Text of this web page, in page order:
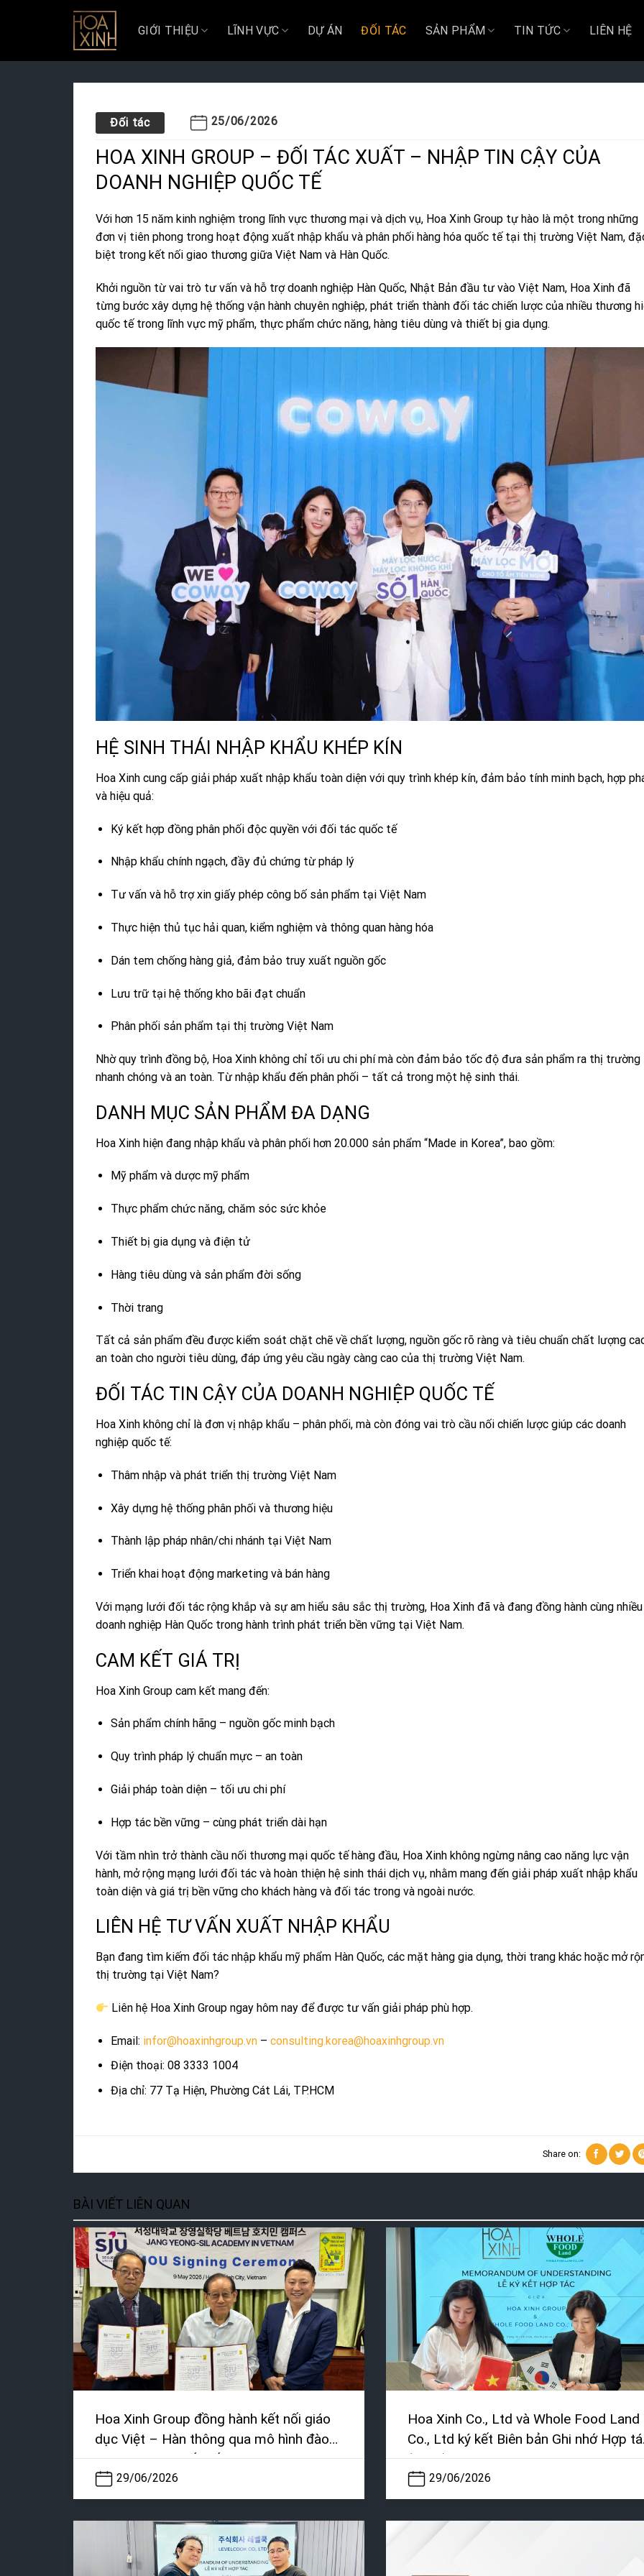
GIỚI THIỆU LĨNH VỰC DỰ ÁN ĐỐI TÁC SẢN PHẨM TIN TỨC LIÊN HỆ
Đối tác 25/06/2026
HOA XINH GROUP – ĐỐI TÁC XUẤT – NHẬP TIN CẬY CỦA
DOANH NGHIỆP QUỐC TẾ
Với hơn 15 năm kinh nghiệm trong lĩnh vực thương mại và dịch vụ, Hoa Xinh Group tự hào là một trong những
đơn vị tiên phong trong hoạt động xuất nhập khẩu và phân phối hàng hóa quốc tế tại thị trường Việt Nam,
biệt trong kết nối giao thương giữa Việt Nam và Hàn Quốc.
Khởi nguồn từ vai trò tư vấn và hỗ trợ doanh nghiệp Hàn Quốc, Nhật Bản đầu tư vào Việt Nam, Hoa Xinh đã
từng bước xây dựng hệ thống vận hành chuyên nghiệp, phát triển thành đối tác chiến lược của nhiều thương
quốc tế trong lĩnh vực mỹ phẩm, thực phẩm chức năng, hàng tiêu dùng và thiết bị gia dụng.
HỆ SINH THÁI NHẬP KHẨU KHÉP KÍN
Hoa Xinh cung cấp giải pháp xuất nhập khẩu toàn diện với quy trình khép kín, đảm bảo tính minh bạch, hợp
và hiệu quả:
Ký kết hợp đồng phân phối độc quyền với đối tác quốc tế
Nhập khẩu chính ngạch, đầy đủ chứng từ pháp lý
Tư vấn và hỗ trợ xin giấy phép công bố sản phẩm tại Việt Nam
Thực hiện thủ tục hải quan, kiểm nghiệm và thông quan hàng hóa
Dán tem chống hàng giả, đảm bảo truy xuất nguồn gốc
Lưu trữ tại hệ thống kho bãi đạt chuẩn
Phân phối sản phẩm tại thị trường Việt Nam
Nhờ quy trình đồng bộ, Hoa Xinh không chỉ tối ưu chi phí mà còn đảm bảo tốc độ đưa sản phẩm ra thị trường
nhanh chóng và an toàn. Từ nhập khẩu đến phân phối – tất cả trong một hệ sinh thái.
DANH MỤC SẢN PHẨM ĐA DẠNG
Hoa Xinh hiện đang nhập khẩu và phân phối hơn 20.000 sản phẩm “Made in Korea”, bao gồm:
Mỹ phẩm và dược mỹ phẩm
Thực phẩm chức năng, chăm sóc sức khỏe
Thiết bị gia dụng và điện tử
Hàng tiêu dùng và sản phẩm đời sống
Thời trang
Tất cả sản phẩm đều được kiểm soát chặt chẽ về chất lượng, nguồn gốc rõ ràng và tiêu chuẩn chất lượng
an toàn cho người tiêu dùng, đáp ứng yêu cầu ngày càng cao của thị trường Việt Nam.
ĐỐI TÁC TIN CẬY CỦA DOANH NGHIỆP QUỐC TẾ
Hoa Xinh không chỉ là đơn vị nhập khẩu – phân phối, mà còn đóng vai trò cầu nối chiến lược giúp các doanh
nghiệp quốc tế:
Thâm nhập và phát triển thị trường Việt Nam
Xây dựng hệ thống phân phối và thương hiệu
Thành lập pháp nhân/chi nhánh tại Việt Nam
Triển khai hoạt động marketing và bán hàng
Với mạng lưới đối tác rộng khắp và sự am hiểu sâu sắc thị trường, Hoa Xinh đã và đang đồng hành cùng nhiều
doanh nghiệp Hàn Quốc trong hành trình phát triển bền vững tại Việt Nam.
CAM KẾT GIÁ TRỊ
Hoa Xinh Group cam kết mang đến:
Sản phẩm chính hãng – nguồn gốc minh bạch
Quy trình pháp lý chuẩn mực – an toàn
Giải pháp toàn diện – tối ưu chi phí
Hợp tác bền vững – cùng phát triển dài hạn
Với tầm nhìn trở thành cầu nối thương mại quốc tế hàng đầu, Hoa Xinh không ngừng nâng cao năng lực vận
hành, mở rộng mạng lưới đối tác và hoàn thiện hệ sinh thái dịch vụ, nhằm mang đến giải pháp xuất nhập khẩu
toàn diện và giá trị bền vững cho khách hàng và đối tác trong và ngoài nước.
LIÊN HỆ TƯ VẤN XUẤT NHẬP KHẨU
Bạn đang tìm kiếm đối tác nhập khẩu mỹ phẩm Hàn Quốc, các mặt hàng gia dụng, thời trang khác hoặc mở
thị trường tại Việt Nam?
Liên hệ Hoa Xinh Group ngay hôm nay để được tư vấn giải pháp phù hợp.
Email: infor@hoaxinhgroup.vn– consulting.korea@hoaxinhgroup.vn
Điện thoại: 08 3333 1004
Địa chỉ: 77 Tạ Hiện, Phường Cát Lái, TP.HCM
Share on:
BÀI VIẾT LIÊN QUAN
Hoa Xinh Group đồng hành kết nối giáo
dục Việt – Hàn thông qua mô hình đào
tạo nhân lực quốc tế
29/06/2026
Hoa Xinh Co., Ltd và Whole Food Land
Co., Ltd ký kết Biên bản Ghi nhớ Hợp
(MOU)
29/06/2026